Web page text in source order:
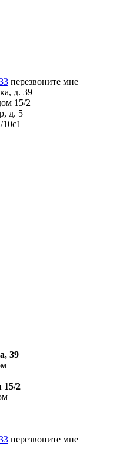
перезвоните мне
д. 39
15/2
д. 5
39
15/2
перезвоните мне